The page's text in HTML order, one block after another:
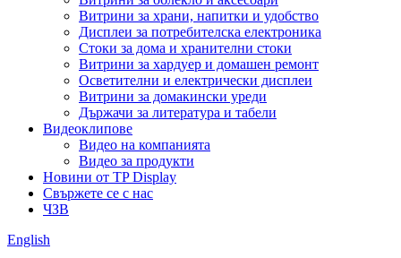
Витрини за храни, напитки и удобство
Дисплеи за потребителска електроника
Стоки за дома и хранителни стоки
Витрини за хардуер и домашен ремонт
Осветителни и електрически дисплеи
Витрини за домакински уреди
Държачи за литература и табели
Видеоклипове
Видео на компанията
Видео за продукти
Новини от TP Display
Свържете се с нас
ЧЗВ
English